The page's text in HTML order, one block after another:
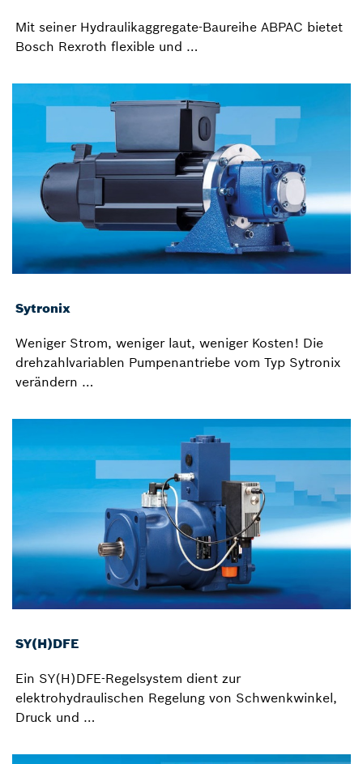
Mit seiner Hydraulikaggregate-Baureihe ABPAC bietet
Bosch Rexroth flexible und …
Sytronix
Weniger Strom, weniger laut, weniger Kosten! Die
drehzahlvariablen Pumpenantriebe vom Typ Sytronix
verändern …
SY(H)DFE
Ein SY(H)DFE-Regelsystem dient zur
elektrohydraulischen Regelung von Schwenkwinkel,
Druck und …